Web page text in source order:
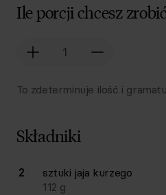
Ile porcji chcesz
To zdeterminuje ilość i
Składniki
Lista składników przepisu
IlośćSkładnik
2 sztuki jaja kurzego
112 g